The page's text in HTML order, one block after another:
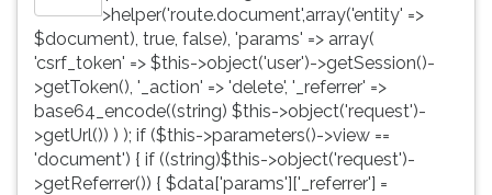
>helper('route.document',array('entity' =>
$document), true, false), 'params' => array(
'csrf_token' => $this->object('user')->getSession()-
>getToken(), '_action' => 'delete', '_referrer' =>
base64_encode((string) $this->object('request')-
>getUrl()) ) ); if ($this->parameters()->view ==
'document') { if ((string)$this->object('request')-
>getReferrer()) { $data['params']['_referrer'] =